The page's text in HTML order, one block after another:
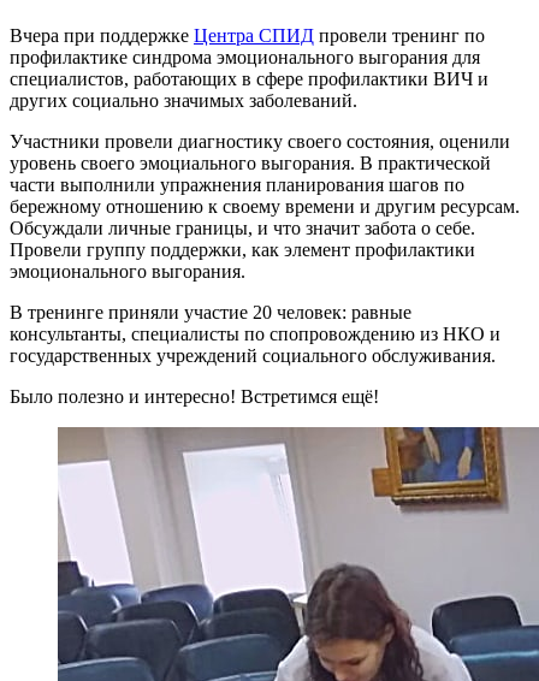
Вчера при поддержке Центра СПИД провели тренинг по
профилактике синдрома эмоционального выгорания для
специалистов, работающих в сфере профилактики ВИЧ и
других социально значимых заболеваний.
Участники провели диагностику своего состояния, оценили
уровень своего эмоциального выгорания. В практической
части выполнили упражнения планирования шагов по
бережному отношению к своему времени и другим ресурсам.
Обсуждали личные границы, и что значит забота о себе.
Провели группу поддержки, как элемент профилактики
эмоционального выгорания.
В тренинге приняли участие 20 человек: равные
консультанты, специалисты по спопровождению из НКО и
государственных учреждений социального обслуживания.
Было полезно и интересно! Встретимся ещё!